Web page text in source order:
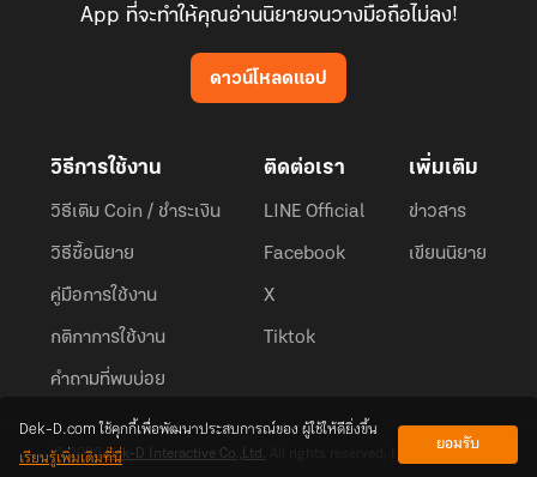
App ที่จะทำให้คุณอ่านนิยายจนวางมือถือไม่ลง!
ดาวน์โหลดแอป
วิธีการใช้งาน
วิธีเติม Coin / ชำระเงิน
วิธีซื้อนิยาย
คู่มือการใช้งาน
กติกาการใช้งาน
คำถามที่พบบ่อย
ติดต่อเรา
LINE Official
Facebook
X
Tiktok
เพิ่มเติม
ข่าวสาร
เขียนนิยาย
© 2026Dek-D Interactive Co.,Ltd.
Dek-D.com ใช้คุกกี้เพื่อพัฒนาประสบการณ์ของ ผู้ใช้ให้ดียิ่งขึ้น
เรียนรู้เพิ่มเติมที่นี่
ยอมรับ